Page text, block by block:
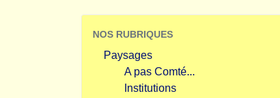
NOS RUBRIQUES
Paysages
A pas Comté...
Institutions